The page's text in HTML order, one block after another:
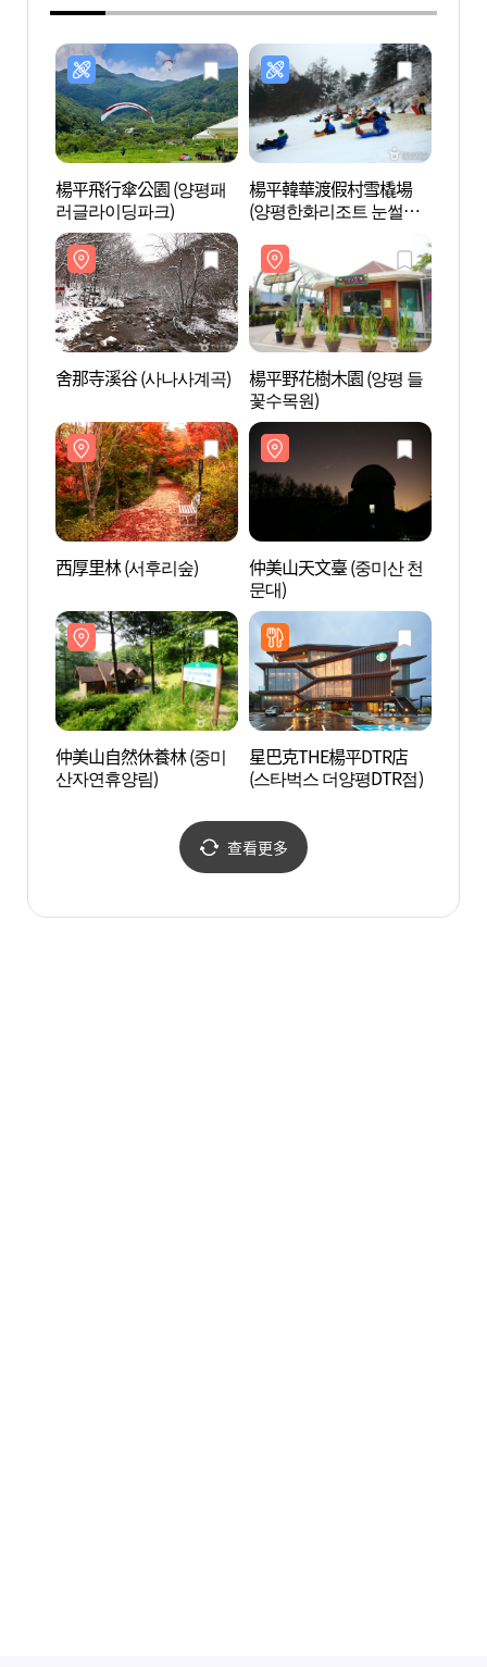
楊平飛行傘公園 (양평패
러글라이딩파크)
楊平韓華渡假村雪橇場
(양평한화리조트 눈썰매
舍那寺溪谷 (사나사계곡)
楊平野花樹木園 (양평 들
꽃수목원)
西厚里林 (서후리숲)
仲美山天文臺 (중미산 천
문대)
仲美山自然休養林 (중미
산자연휴양림)
星巴克THE楊平DTR店
(스타벅스 더양평DTR점)
查看更多